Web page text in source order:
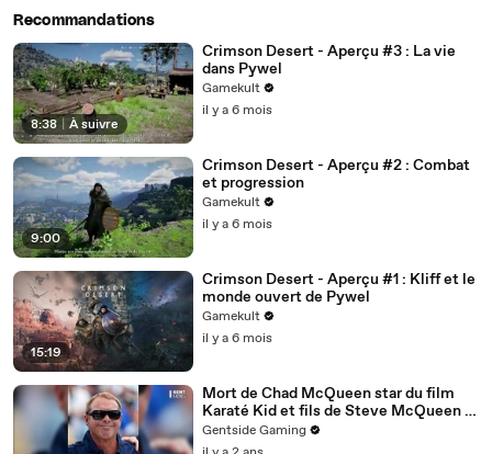
Recommandations
8:38 À suivre
Crimson Desert - Aperçu #3 : La vie
dans Pywel
Gamekult
il y a 6 mois
9:00
Crimson Desert - Aperçu #2 : Combat
et progression
Gamekult
il y a 6 mois
15:19
Crimson Desert - Aperçu #1 : Kliff et le
monde ouvert de Pywel
Gamekult
il y a 6 mois
Mort de Chad McQueen star du film
Karaté Kid et fils de Steve McQueen à
63 ans, les causes révélées
Gentside Gaming